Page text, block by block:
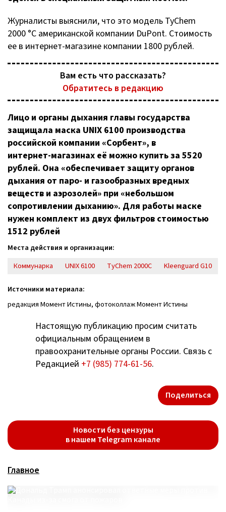
Журналисты выяснили, что это модель TyChem
2000 °C американской компании DuPont. Стоимость
ее в интернет-магазине компании 1800 рублей.
Лицо и органы дыхания главы государства
защищала маска UNIX 6100 производства
российской компании «Сорбент», в
интернет-магазинах её можно купить за 5520
рублей. Она «обеспечивает защиту органов
дыхания от паро- и газообразных вредных
веществ и аэрозолей» при «небольшом
сопротивлении дыханию». Для работы маске
нужен комплект из двух фильтров стоимостью
1512 рублей
Вам есть что рассказать?
Обратитесь в редакцию
Места действия и организации:
Коммунарка
UNIX 6100 TyChem 2000C Kleenguard G10
Источники материала:
редакция Момент Истины, фотоколлаж Момент Истины
Настоящую публикацию просим считать
официальным обращением в
правоохранительные органы России. Связь с
Редакцией +7 (985) 774-61-56.
Поделиться
Новости без цензуры
в нашем Telegram канале
Главное